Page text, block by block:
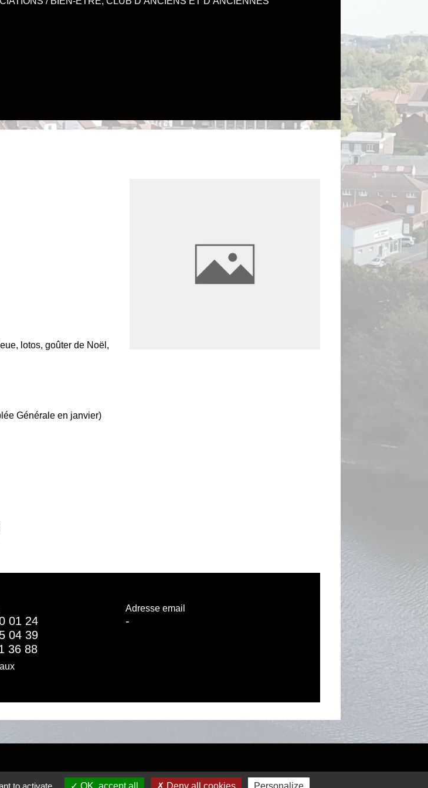
lotos, goûter de Noël,
Générale en janvier)
01 24
04 39
36 88
Adresse email
-
to activate OK, accept all Deny all cookies Personalize